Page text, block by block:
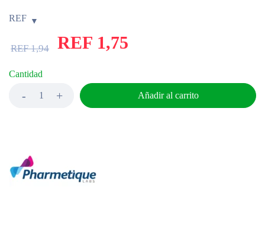
REF
REF1,94 REF 1,75
Cantidad
Añadir al carrito